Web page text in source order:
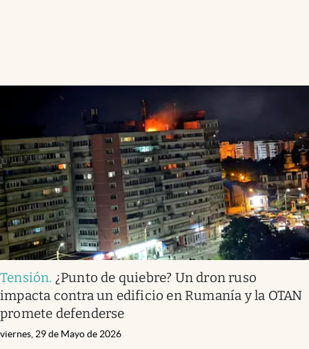
Tensión. ¿Punto de quiebre? Un dron ruso
impacta contra un edificio en Rumanía y la OTAN
promete defenderse
viernes, 29 de Mayo de 2026